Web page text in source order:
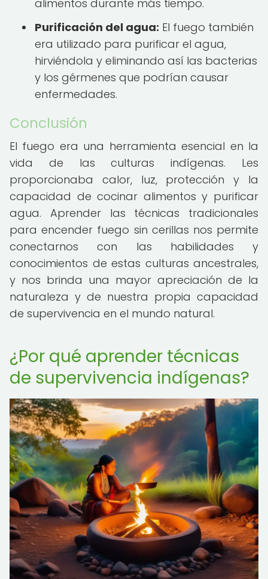
alimentos durante más tiempo.
Purificación del agua: El fuego también
era utilizado para purificar el agua,
hirviéndola y eliminando así las bacterias
y los gérmenes que podrían causar
enfermedades.
Conclusión
El fuego era una herramienta esencial en la
vida de las culturas indígenas. Les
proporcionaba calor, luz, protección y la
capacidad de cocinar alimentos y purificar
agua. Aprender las técnicas tradicionales
para encender fuego sin cerillas nos permite
conectarnos con las habilidades y
conocimientos de estas culturas ancestrales,
y nos brinda una mayor apreciación de la
naturaleza y de nuestra propia capacidad
de supervivencia en el mundo natural.
¿Por qué aprender técnicas
de supervivencia indígenas?